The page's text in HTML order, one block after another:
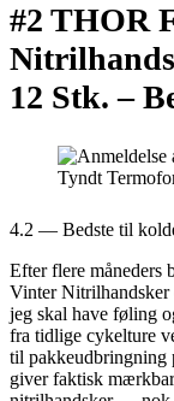
#2 THOR
12 Stk. –
4.2 — Bedste til
Efter flere
Vinter Nitrilhandsker
jeg skal have føling
fra tidlige cykelture
til pakkeudbringning
giver faktisk